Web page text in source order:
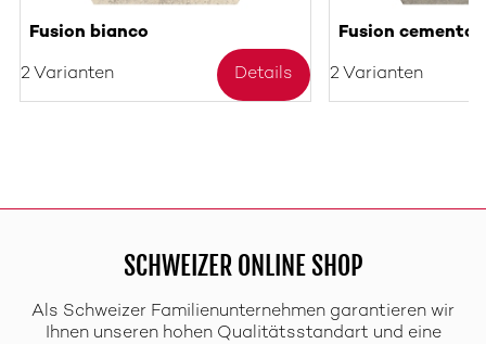
Fusion bianco
2 Varianten Details
Fusion cemento
2 Varianten
SCHWEIZER ONLINE SHOP
Als Schweizer Familienunternehmen garantieren wir
Ihnen unseren hohen Qualitätsstandart und eine